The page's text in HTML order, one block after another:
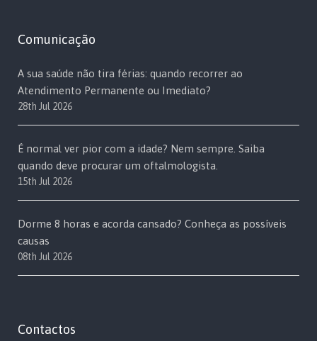
Comunicação
A sua saúde não tira férias: quando recorrer ao
Atendimento Permanente ou Imediato?
28th Jul 2026
É normal ver pior com a idade? Nem sempre. Saiba
quando deve procurar um oftalmologista.
15th Jul 2026
Dorme 8 horas e acorda cansado? Conheça as possíveis
causas
08th Jul 2026
Contactos